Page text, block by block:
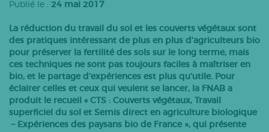
Caprins
Bovins-ovins viande
Porcs
Volailles
Apiculture
Autres
Publié le : 24 mai 2017
La réduction du travail du sol et les couverts végétaux sont
des pratiques intéressant de plus en plus d’agriculteurs bio
pour préserver la fertilité des sols sur le long terme, mais
ces techniques ne sont pas toujours faciles à maîtriser en
bio, et le partage d’expériences est plus qu’utile. Pour
éclairer celles et ceux qui veulent se lancer, la FNAB a
produit le recueil « CTS : Couverts végétaux, Travail
superficiel du sol et Semis direct en agriculture biologique
– Expériences des paysans bio de France », qui présente